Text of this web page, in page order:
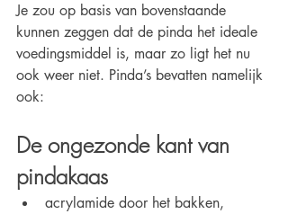
Je zou op basis van bovenstaande
kunnen zeggen dat de pinda het ideale
voedingsmiddel is, maar zo ligt het nu
ook weer niet. Pinda’s bevatten namelijk
ook:
De ongezonde kant van
pindakaas
acrylamide door het bakken,